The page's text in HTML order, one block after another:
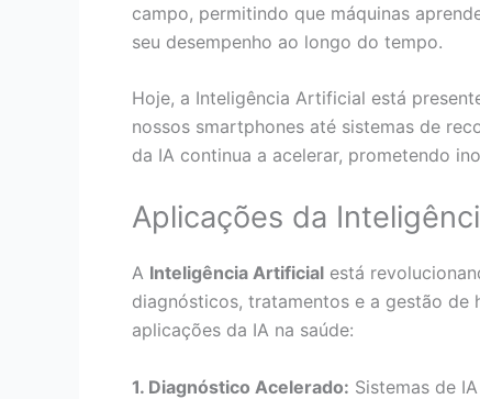
campo, permitindo que máquinas
seu desempenho ao longo do tempo.
Hoje, a Inteligência Artificial está
nossos smartphones até sistemas de
da IA continua a acelerar, prometendo
Aplicações da
A Inteligência Artificial está
diagnósticos, tratamentos e a gestão de
aplicações da IA na saúde:
1. Diagnóstico Acelerado: Sistemas de